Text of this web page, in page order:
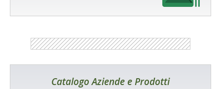
Catalogo Aziende e Prodotti